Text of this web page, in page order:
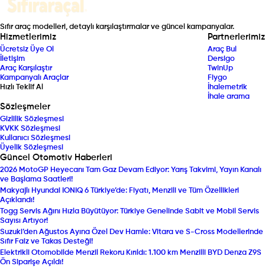
Sıfır araç modelleri, detaylı karşılaştırmalar ve güncel kampanyalar.
Hizmetlerimiz
Ücretsiz Üye Ol
İletişim
Araç Karşılaştır
Kampanyalı Araçlar
Hızlı Teklif Al
Partnerlerimiz
Araç Bul
Dersigo
TwinUp
Fiygo
İhalemetrik
İhale arama
Sözleşmeler
Gizlilik Sözleşmesi
KVKK Sözleşmesi
Kullanıcı Sözleşmesi
Üyelik Sözleşmesi
Güncel Otomotiv Haberleri
2026 MotoGP Heyecanı Tam Gaz Devam Ediyor: Yarış Takvimi, Yayın Kanalı
ve Başlama Saatleri!
Makyajlı Hyundai IONIQ 6 Türkiye’de: Fiyatı, Menzili ve Tüm Özellikleri
Açıklandı!
Togg Servis Ağını Hızla Büyütüyor: Türkiye Genelinde Sabit ve Mobil Servis
Sayısı Artıyor!
Suzuki’den Ağustos Ayına Özel Dev Hamle: Vitara ve S-Cross Modellerinde
Sıfır Faiz ve Takas Desteği!
Elektrikli Otomobilde Menzil Rekoru Kırıldı: 1.100 km Menzilli BYD Denza Z9S
Ön Siparişe Açıldı!